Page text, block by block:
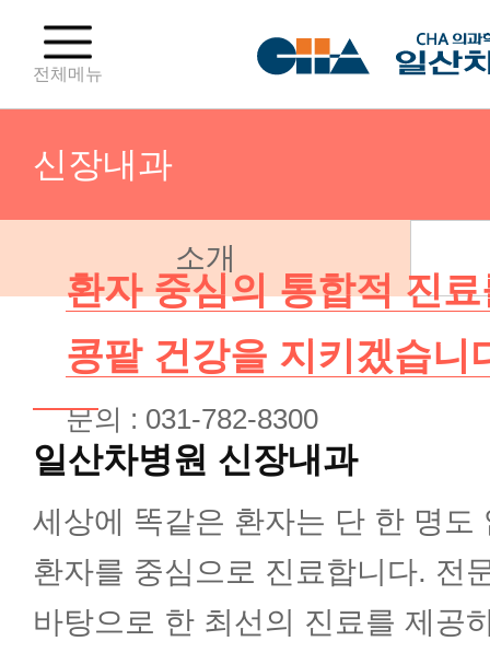
전체메뉴
신장내과
산부인과(분만센터)
산부인과(난임센터)
산부인과(부인종양센터)
소화기내과
내분비내과
소개
환자 중심의 통합적 진
콩팥 건강을 지키겠습니
문의 : 031-782-8300
일산차병원 신장내과
세상에 똑같은 환자는 단 한 명도
환자를 중심으로 진료합니다. 전
바탕으로 한 최선의 진료를 제공